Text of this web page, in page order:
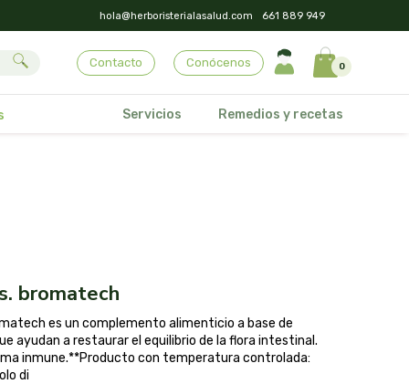
hola@herboristerialasalud.com 661 889 949
Contacto Conócenos 0
Servicios Remedios y recetas
bromatech
es un complemento alimenticio a base de
ayudan a restaurar el equilibrio de la flora intestinal.
inmune.**Producto con temperatura controlada:
di